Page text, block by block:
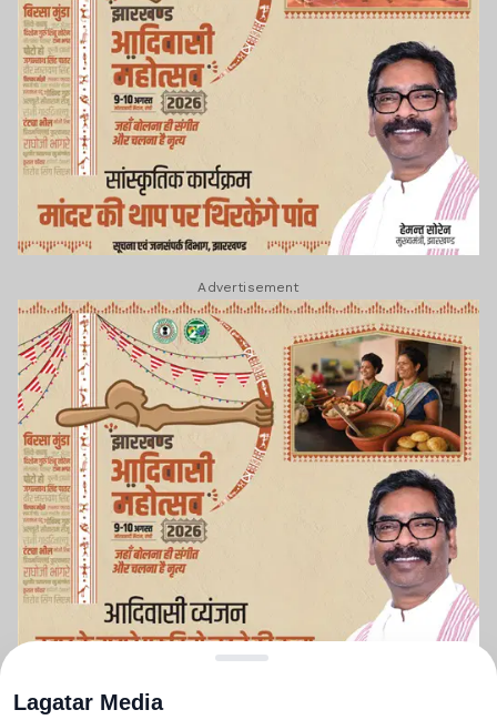
Advertisement
Lagatar Media